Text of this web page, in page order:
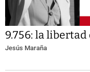
9.756: la
Jesús Maraña